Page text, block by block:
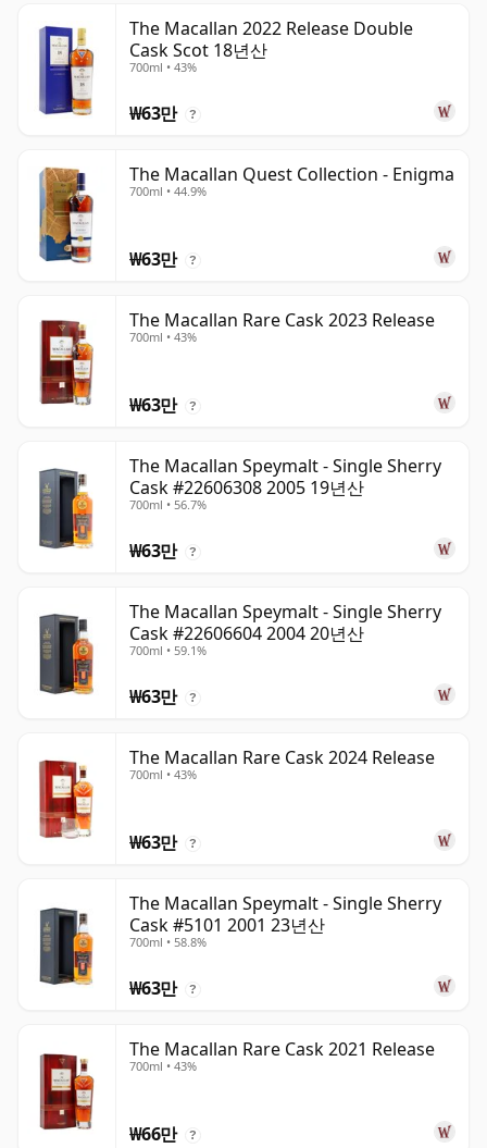
The Macallan 2022 Release Double
Cask Scot 18년산
700ml • 43%
₩63만 ?
The Macallan Quest Collection - Enigma
700ml • 44.9%
₩63만 ?
The Macallan Rare Cask 2023 Release
700ml • 43%
₩63만 ?
The Macallan Speymalt - Single Sherry
Cask #22606308 2005 19년산
700ml • 56.7%
₩63만 ?
The Macallan Speymalt - Single Sherry
Cask #22606604 2004 20년산
700ml • 59.1%
₩63만 ?
The Macallan Rare Cask 2024 Release
700ml • 43%
₩63만 ?
The Macallan Speymalt - Single Sherry
Cask #5101 2001 23년산
700ml • 58.8%
₩63만 ?
The Macallan Rare Cask 2021 Release
700ml • 43%
₩66만 ?